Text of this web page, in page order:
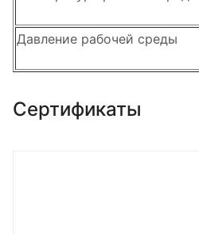
Давление рабочей среды
Сертификаты